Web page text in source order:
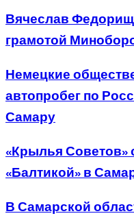
Вячеслав
грамотой
Немецкие
автопробег по
Самару
«Крылья Советов»
«Балтикой» в
В Самарской